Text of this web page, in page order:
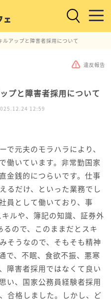
ルアップと障害者採用について
違反報告
プと障害者採用について
12:59
で元夫のモラハラにより、
働いています。非常勤国家
金銭的につらいです。仕事
るだけ、といった業務でし
員として働いており、事
ルや、簿記の知識、証券外
ので、このままだとスキ
そうなので、そもそも精神
で、不眠、食欲不振、悪寒
障害者採用ではなくて良い
い、国家公務員経験者採用
合格しました。しかし、ど